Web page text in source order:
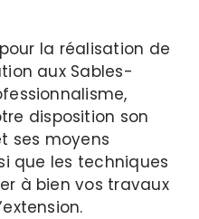
la réalisation de
aux Sables-
disposition son
ses moyens
que les techniques
à bien vos travaux